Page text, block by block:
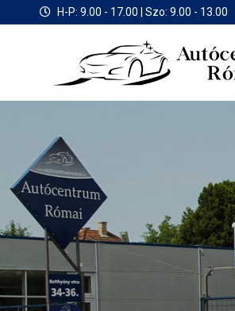
H-P: 9.00 - 17.00 | Szo: 9.00 - 13.00